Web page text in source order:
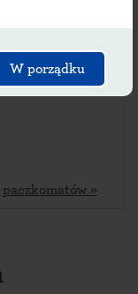
W porządku
»